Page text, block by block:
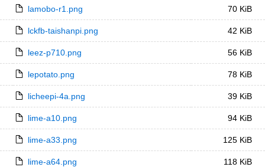
lamobo-r1.png 70 KiB
lckfb-taishanpi.png 42 KiB
leez-p710.png 56 KiB
lepotato.png 78 KiB
licheepi-4a.png 39 KiB
lime-a10.png 94 KiB
lime-a33.png 125 KiB
lime-a64.png 118 KiB